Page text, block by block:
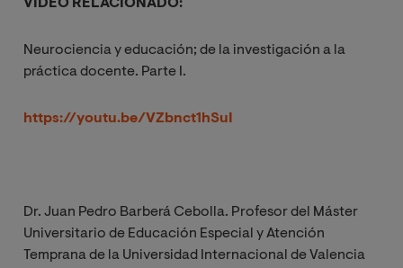
VIDEO RELACIONADO:
Neurociencia y educación; de la investigación a la
práctica docente. Parte I.
https://youtu.be/VZbnct1hSuI
Dr. Juan Pedro Barberá Cebolla. Profesor del Máster
Universitario de Educación Especial y Atención
Temprana de la Universidad Internacional de Valencia